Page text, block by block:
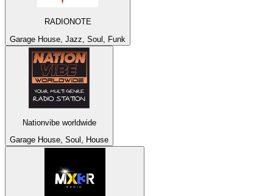
RADIONOTE
Garage House, Jazz, Soul, Funk
Nationvibe worldwide
Garage House, Soul, House